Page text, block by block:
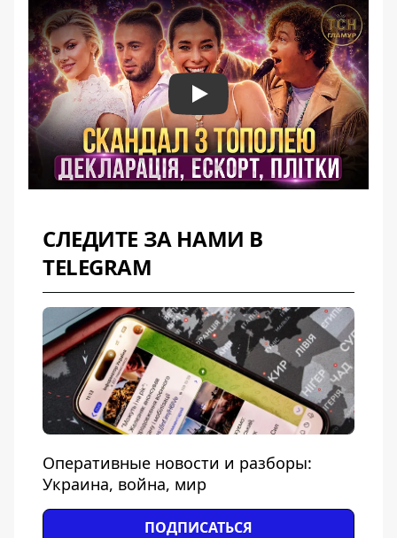
Play
СЛЕДИТЕ ЗА НАМИ В
TELEGRAM
Оперативные новости и разборы:
Украина, война, мир
ПОДПИСАТЬСЯ